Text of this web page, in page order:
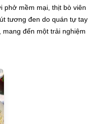
phở mềm mại, thịt bò viên
tương đen do quán tự tay
đến một trải nghiệm